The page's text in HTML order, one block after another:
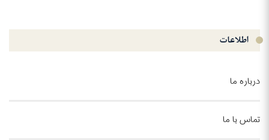
اطلاعات
درباره ما
تماس با ما